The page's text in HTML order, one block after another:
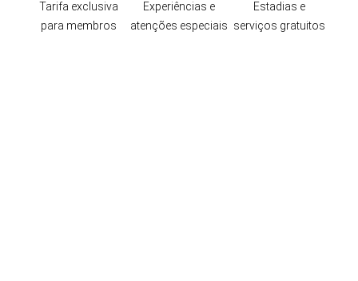
Tarifa exclusiva
para membros
Experiências e
atenções especiais
Estadias e
serviços gratuitos